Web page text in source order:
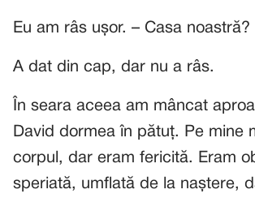
Eu am râs ușor. – Casa noastră?
A dat din cap, dar nu a râs.
În seara aceea am mâncat
David dormea în pătuț. Pe mine
corpul, dar eram fericită. Eram
speriată, umflată de la naștere,